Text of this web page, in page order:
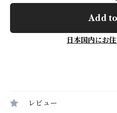
Add
日本国内にお
レビュー